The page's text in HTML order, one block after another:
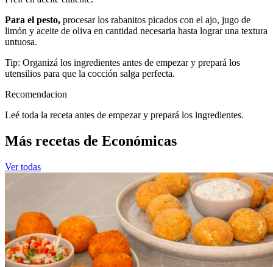
Para el pesto, procesar los rabanitos picados con el ajo, jugo de
limón y aceite de oliva en cantidad necesaria hasta lograr una textura
untuosa.
Tip: Organizá los ingredientes antes de empezar y prepará los
utensilios para que la cocción salga perfecta.
Recomendacion
Leé toda la receta antes de empezar y prepará los ingredientes.
Más recetas de Económicas
Ver todas